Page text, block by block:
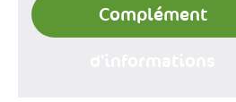
Complément